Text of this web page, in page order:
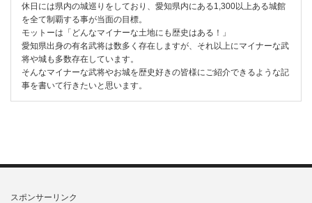
休日には県内の城巡りをしており、愛知県内にある1,300以上ある城館
を全て制覇する事が当面の目標。
モットーは「どんなマイナーな土地にも歴史はある！」
愛知県出身の有名武将は数多く存在しますが、それ以上にマイナーな武
将や城も多数存在しています。
そんなマイナーな武将やお城を歴史好きの皆様にご紹介できるような記
事を書いて行きたいと思います。
スポンサーリンク